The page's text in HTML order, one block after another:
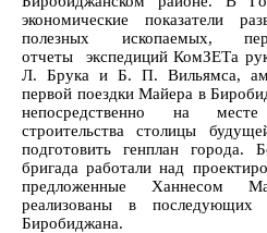
экономические показатели
полезных ископаемых,
отчеты экспедиций КомЗЕТа
Л. Брука и Б. П. Вильямса,
первой поездки Майера в
непосредственно на
строительства столицы
подготовить генплан
бригада работали над
предложенные Ханнесом
реализованы в последующих
Биробиджана.